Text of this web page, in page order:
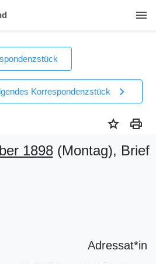
menu
Korrespondenzstück chevron_right
star print
1898(Montag), Brief
Adressat*in